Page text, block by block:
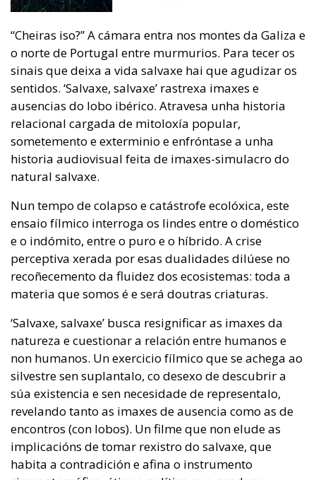
“Cheiras iso?” A cámara entra nos montes da Galiza e
o norte de Portugal entre murmurios. Para tecer os
sinais que deixa a vida salvaxe hai que agudizar os
sentidos. ‘Salvaxe, salvaxe’ rastrexa imaxes e
ausencias do lobo ibérico. Atravesa unha historia
relacional cargada de mitoloxía popular,
sometemento e exterminio e enfróntase a unha
historia audiovisual feita de imaxes-simulacro do
natural salvaxe.
Nun tempo de colapso e catástrofe ecolóxica, este
ensaio fílmico interroga os lindes entre o doméstico
e o indómito, entre o puro e o híbrido. A crise
perceptiva xerada por esas dualidades dilúese no
recoñecemento da fluidez dos ecosistemas: toda a
materia que somos é e será doutras criaturas.
‘Salvaxe, salvaxe’ busca resignificar as imaxes da
natureza e cuestionar a relación entre humanos e
non humanos. Un exercicio fílmico que se achega ao
silvestre sen suplantalo, co desexo de descubrir a
súa existencia e sen necesidade de representalo,
revelando tanto as imaxes de ausencia como as de
encontros (con lobos). Un filme que non elude as
implicacións de tomar rexistro do salvaxe, que
habita a contradición e afina o instrumento